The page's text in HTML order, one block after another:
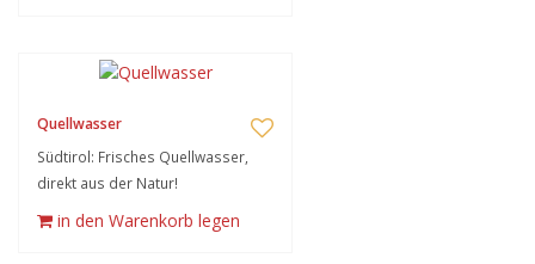
Quellwasser
Südtirol: Frisches Quellwasser,
direkt aus der Natur!
in den Warenkorb legen